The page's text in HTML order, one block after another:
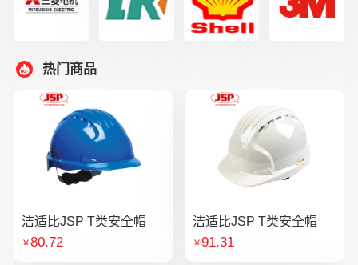
热门商品
洁适比JSP T类安全帽
￥80.72
洁适比JSP T类安全帽
￥91.31